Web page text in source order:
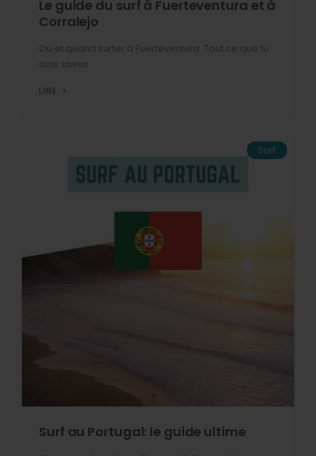
Le guide du surf à Fuerteventura et à
Corralejo
Où et quand surfer à Fuerteventura. Tout ce que tu
dois savoir.
LIRE
Surf
Surf au Portugal: le guide ultime